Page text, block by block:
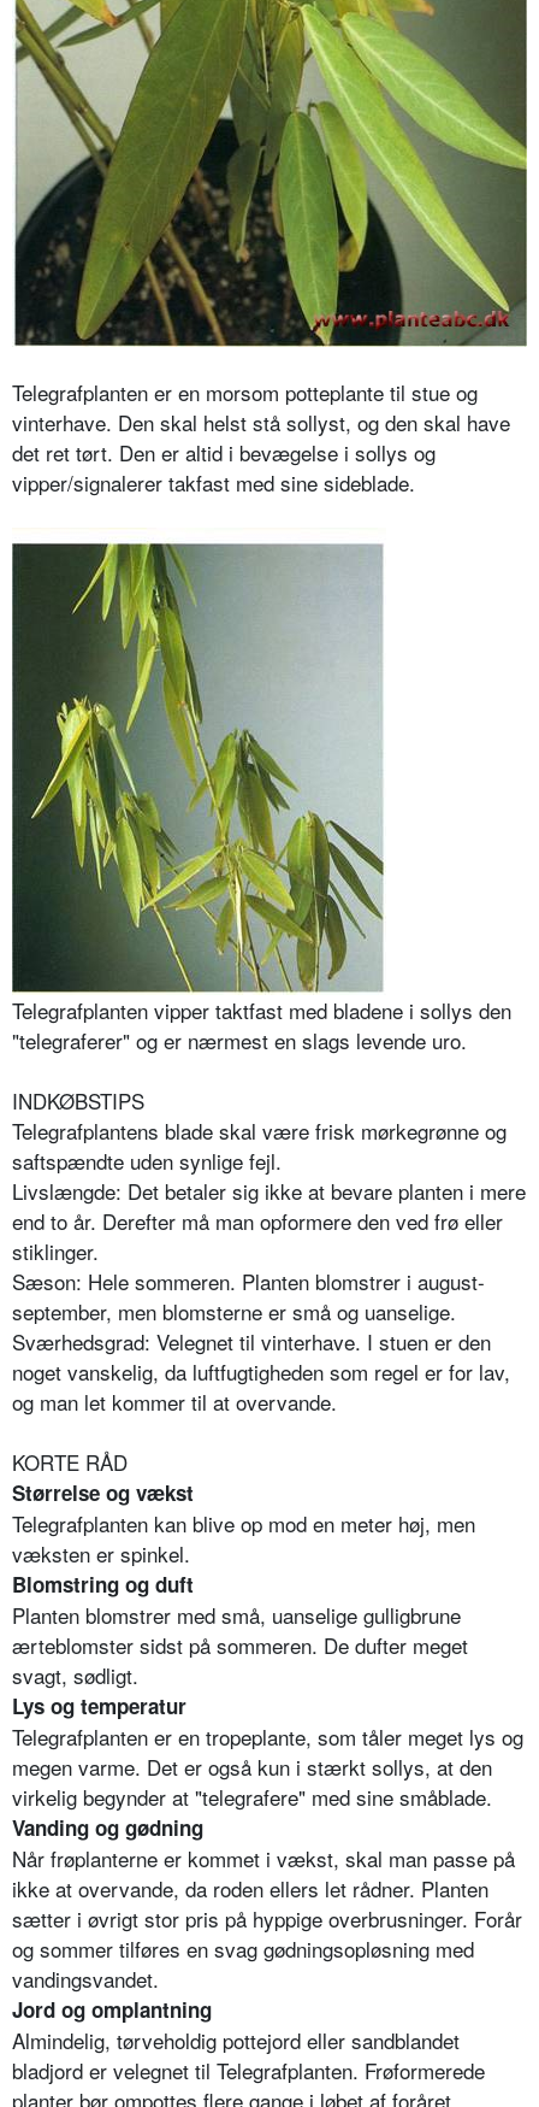
Telegrafplanten er en morsom potteplante til stue og
vinterhave. Den skal helst stå sollyst, og den skal have
det ret tørt. Den er altid i bevægelse i sollys og
vipper/signalerer takfast med sine sideblade.
Telegrafplanten vipper taktfast med bladene i sollys den
"telegraferer" og er nærmest en slags levende uro.
INDKØBSTIPS
Telegrafplantens blade skal være frisk mørkegrønne og
saftspændte uden synlige fejl.
Livslængde: Det betaler sig ikke at bevare planten i mere
end to år. Derefter må man opformere den ved frø eller
stiklinger.
Sæson: Hele sommeren. Planten blomstrer i august-
september, men blomsterne er små og uanselige.
Sværhedsgrad: Velegnet til vinterhave. I stuen er den
noget vanskelig, da luftfugtigheden som regel er for lav,
og man let kommer til at overvande.
KORTE RÅD
Størrelse og vækst
Telegrafplanten kan blive op mod en meter høj, men
væksten er spinkel.
Blomstring og duft
Planten blomstrer med små, uanselige gulligbrune
ærteblomster sidst på sommeren. De dufter meget
svagt, sødligt.
Lys og temperatur
Telegrafplanten er en tropeplante, som tåler meget lys og
megen varme. Det er også kun i stærkt sollys, at den
virkelig begynder at "telegrafere" med sine småblade.
Vanding og gødning
Når frøplanterne er kommet i vækst, skal man passe på
ikke at overvande, da roden ellers let rådner. Planten
sætter i øvrigt stor pris på hyppige overbrusninger. Forår
og sommer tilføres en svag gødningsopløsning med
vandingsvandet.
Jord og omplantning
Almindelig, tørveholdig pottejord eller sandblandet
bladjord er velegnet til Telegrafplanten. Frøformerede
planter bør ompottes flere gange i løbet af foråret.